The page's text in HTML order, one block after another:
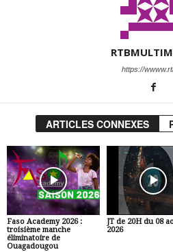
https://
ARTICLES CONNEXES
Faso Academy 2026 :
troisième manche
éliminatoire de
Ouagadougou
JT de 20H du 08
2026